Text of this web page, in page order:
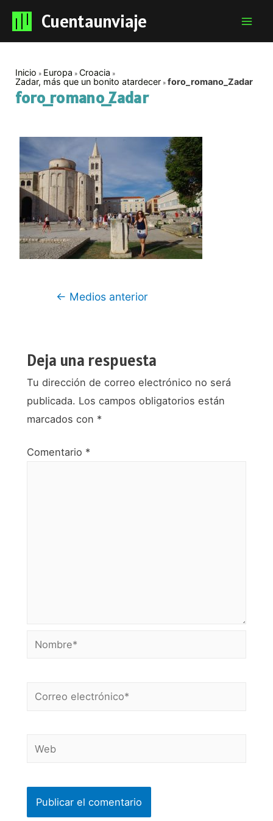
Cuentaunviaje
Inicio Europa
Croacia
Zadar, más que un bonito atardecer
foro_romano_Zadar
foro_romano_Zadar
Navegación
← Medios anterior
Deja una respuesta
Tu dirección de correo electrónico no será
publicada. Los campos obligatorios están
marcados con *
Comentario *
Nombre*
Correo
Web